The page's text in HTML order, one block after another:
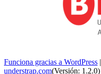
Funciona gracias a WordPress |
understrap.com(Versión: 1.2.0)